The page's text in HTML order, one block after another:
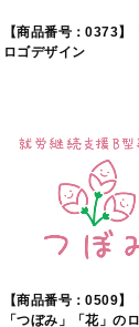
【商品番号：0373】
ロゴデザイン
【商品番号：0509】
「つぼみ」「花」の